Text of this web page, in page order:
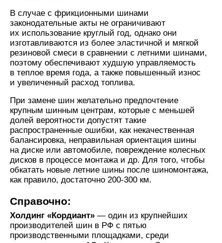
В случае с фрикционными шинами
законодательные акты не ограничивают
их использование круглый год, однако они
изготавливаются из более эластичной и мягкой
резиновой смеси в сравнении с летними шинами,
поэтому обеспечивают худшую управляемость
в теплое время года, а также повышенный износ
и увеличенный расход топлива.
При замене шин желательно предпочтение
крупным шинным центрам, которые с меньшей
долей вероятности допустят такие
распространенные ошибки, как некачественная
балансировка, неправильная ориентация шины
на диске или автомобиле, повреждение колесных
дисков в процессе монтажа и др. Для того, чтобы
обкатать новые летние шины после шиномонтажа,
как правило, достаточно 200-300 км.
Справочно:
Холдинг «Кордиант» — один из крупнейших
производителей шин в РФ с пятью
производственными площадками, среди